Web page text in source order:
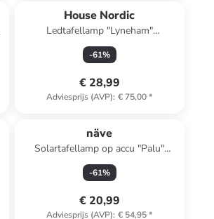
House Nordic
Ledtafellamp "Lyneham"
zilverkleurig - (H)28,5 cm
-61%
€ 28,99
Adviesprijs (AVP): € 75,00*
näve
Solartafellamp op accu "Palu"
lichtroze - (H)30 x Ø 20 cm
-61%
€ 20,99
Adviesprijs (AVP): € 54,95*